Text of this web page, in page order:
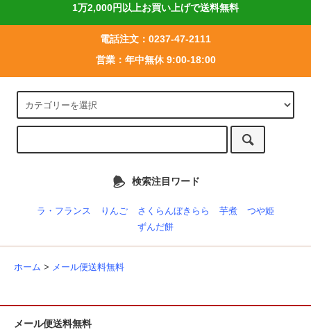
1万2,000円以上お買い上げで送料無料
電話注文：0237-47-2111
営業：年中無休 9:00-18:00
検索注目ワード
ラ・フランス りんご さくらんぼきらら 芋煮
つや姫
ずんだ餅
ホーム > メール便送料無料
メール便送料無料